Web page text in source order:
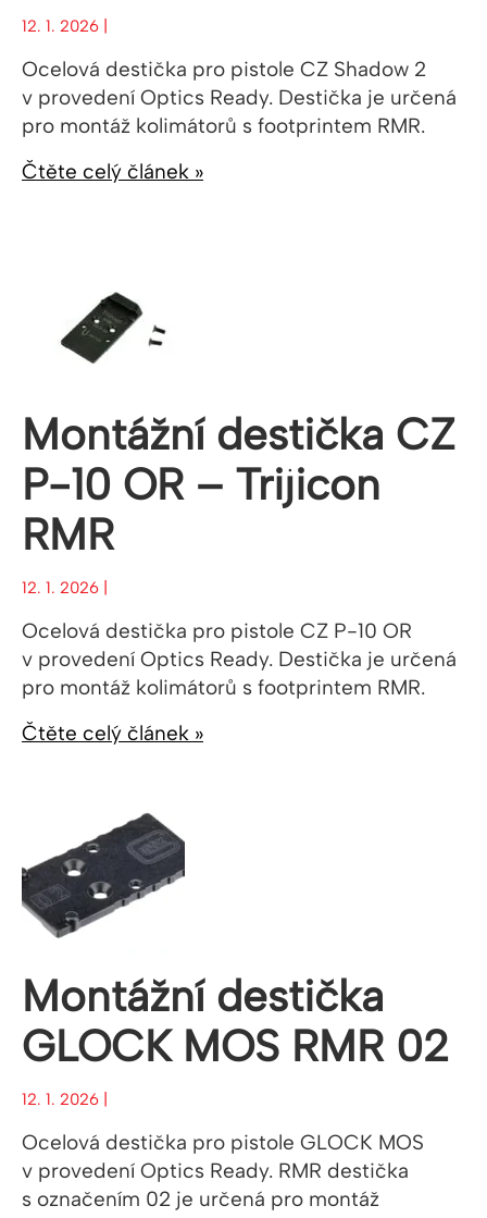
12. 1. 2026 |
Ocelová destička pro pistole CZ Shadow 2
v provedení Optics Ready. Destička je určená
pro montáž kolimátorů s footprintem RMR.
Čtěte celý článek »
Montážní destička CZ
P-10 OR – Trijicon
RMR
12. 1. 2026 |
Ocelová destička pro pistole CZ P-10 OR
v provedení Optics Ready. Destička je určená
pro montáž kolimátorů s footprintem RMR.
Čtěte celý článek »
Montážní destička
GLOCK MOS RMR 02
12. 1. 2026 |
Ocelová destička pro pistole GLOCK MOS
v provedení Optics Ready. RMR destička
s označením 02 je určená pro montáž